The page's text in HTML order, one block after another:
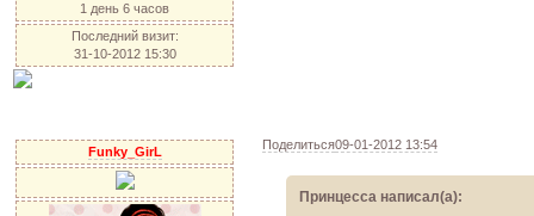
1 день 6 часов
Последний визит:
31-10-2012 15:30
Поделиться09-01-2012 13:54
Funky_GirL
Принцесса написал(а):